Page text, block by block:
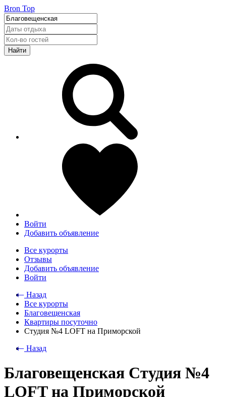
Bron Top
Найти
Войти
Добавить объявление
Все курорты
Отзывы
Добавить объявление
Войти
⃪ Назад
Все курорты
Благовещенская
Квартиры посуточно
Студия №4 LOFT на Приморской
⃪ Назад
Благовещенская Студия №4
LOFT на Приморской